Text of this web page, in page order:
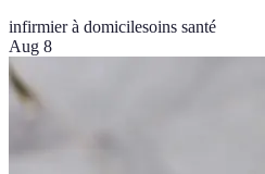
infirmier à domicilesoins santé
Aug 8